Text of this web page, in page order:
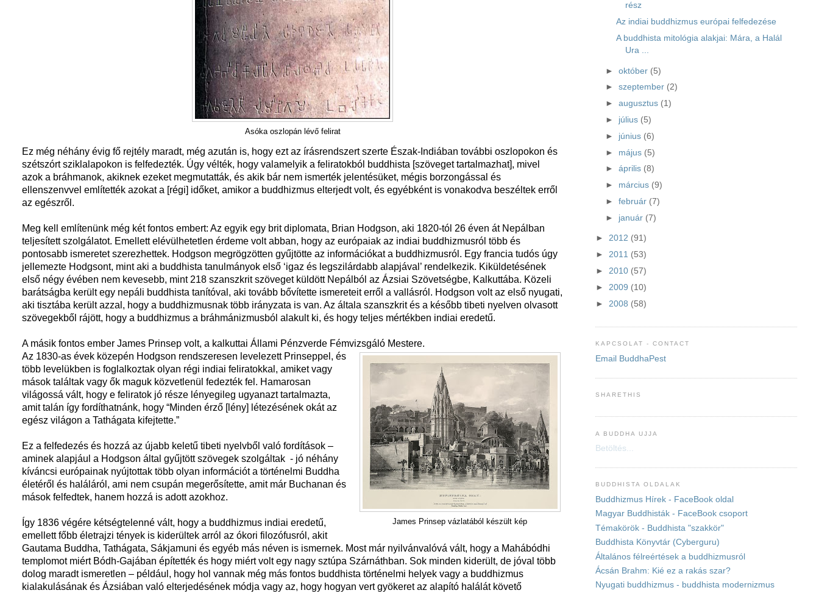
Asóka oszlopán lévő felirat
Ez még néhány évig fő rejtély maradt, még azután is, hogy ezt az írásrendszert szerte Észak-Indiában további oszlopokon és
szétszórt sziklalapokon is felfedezték. Úgy vélték, hogy valamelyik a feliratokból buddhista [szöveget tartalmazhat], mivel
azok a bráhmanok, akiknek ezeket megmutatták, és akik bár nem ismerték jelentésüket, mégis borzongással és
ellenszenvvel említették azokat a [régi] időket, amikor a buddhizmus elterjedt volt, és egyébként is vonakodva beszéltek erről
az egészről.
Meg kell említenünk még két fontos embert: Az egyik egy brit diplomata, Brian Hodgson, aki 1820-tól 26 éven át Nepálban
teljesített szolgálatot. Emellett elévülhetetlen érdeme volt abban, hogy az európaiak az indiai buddhizmusról több és
pontosabb ismeretet szerezhettek. Hodgson megrögzötten gyűjtötte az információkat a buddhizmusról. Egy francia tudós úgy
jellemezte Hodgsont, mint aki a buddhista tanulmányok első ‘igaz és legszilárdabb alapjával’ rendelkezik. Kiküldetésének
első négy évében nem kevesebb, mint 218 szanszkrit szöveget küldött Nepálból az Ázsiai Szövetségbe, Kalkuttába. Közeli
barátságba került egy nepáli buddhista tanítóval, aki tovább bővítette ismereteit erről a vallásról. Hodgson volt az első nyugati,
aki tisztába került azzal, hogy a buddhizmusnak több irányzata is van. Az általa szanszkrit és a később tibeti nyelven olvasott
szövegekből rájött, hogy a buddhizmus a bráhmánizmusból alakult ki, és hogy teljes mértékben indiai eredetű.
A másik fontos ember James Prinsep volt, a kalkuttai Állami Pénzverde Fémvizsgáló Mestere.
James Prinsep vázlatából készült kép
Az 1830-as évek közepén Hodgson rendszeresen levelezett Prinseppel, és
több levelükben is foglalkoztak olyan régi indiai feliratokkal, amiket vagy
mások találtak vagy ők maguk közvetlenül fedezték fel. Hamarosan
világossá vált, hogy e feliratok jó része lényegileg ugyanazt tartalmazta,
amit talán így fordíthatnánk, hogy “Minden érző [lény] létezésének okát az
egész világon a Tathágata kifejtette.”
Ez a felfedezés és hozzá az újabb keletű tibeti nyelvből való fordítások –
aminek alapjául a Hodgson által gyűjtött szövegek szolgáltak - jó néhány
kíváncsi európainak nyújtottak több olyan információt a történelmi Buddha
életéről és haláláról, ami nem csupán megerősítette, amit már Buchanan és
mások felfedtek, hanem hozzá is adott azokhoz.
Így 1836 végére kétségtelenné vált, hogy a buddhizmus indiai eredetű,
emellett főbb életrajzi tények is kiderültek arról az ókori filozófusról, akit
Gautama Buddha, Tathágata, Sákjamuni és egyéb más néven is ismernek. Most már nyilvánvalóvá vált, hogy a Mahábódhi
templomot miért Bódh-Gajában építették és hogy miért volt egy nagy sztúpa Szárnáthban. Sok minden kiderült, de jóval több
dolog maradt ismeretlen – például, hogy hol vannak még más fontos buddhista történelmi helyek vagy a buddhizmus
kialakulásának és Ázsiában való elterjedésének módja vagy az, hogy hogyan vert gyökeret az alapító halálát követő
rész
Az indiai buddhizmus európai felfedezése
A buddhista mitológia alakjai: Mára, a Halál
Ura ...
► október (5)
► szeptember (2)
► augusztus (1)
► július (5)
► június (6)
► május (5)
► április (8)
► március (9)
► február (7)
► január (7)
► 2012 (91)
► 2011 (53)
► 2010 (57)
► 2009 (10)
► 2008 (58)
KAPCSOLAT - CONTACT
Email BuddhaPest
SHARETHIS
A BUDDHA UJJA
Betöltés...
BUDDHISTA OLDALAK
Buddhizmus Hírek - FaceBook oldal
Magyar Buddhisták - FaceBook csoport
Témakörök - Buddhista "szakkör"
Buddhista Könyvtár (Cyberguru)
Általános félreértések a buddhizmusról
Ácsán Brahm: Kié ez a rakás szar?
Nyugati buddhizmus - buddhista modernizmus